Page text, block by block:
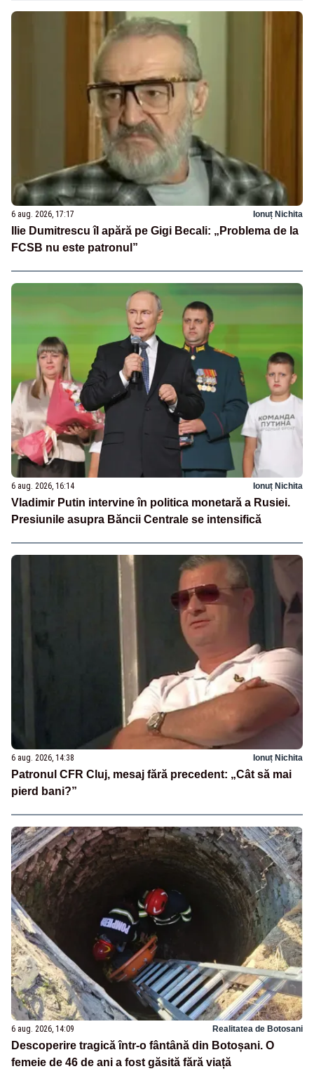
6 aug. 2026, 17:17 Ionuț Nichita
Ilie Dumitrescu îl apără pe Gigi Becali: „Problema de la
FCSB nu este patronul”
6 aug. 2026, 16:14 Ionuț Nichita
Vladimir Putin intervine în politica monetară a Rusiei.
Presiunile asupra Băncii Centrale se intensifică
6 aug. 2026, 14:38 Ionuț Nichita
Patronul CFR Cluj, mesaj fără precedent: „Cât să mai
pierd bani?”
6 aug. 2026, 14:09 Realitatea de Botosani
Descoperire tragică într-o fântână din Botoșani. O
femeie de 46 de ani a fost găsită fără viață